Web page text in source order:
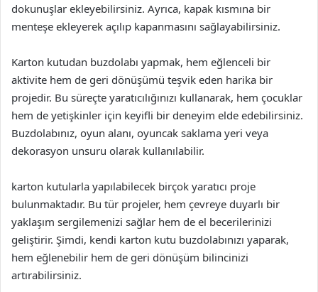
dokunuşlar ekleyebilirsiniz. Ayrıca, kapak kısmına bir
menteşe ekleyerek açılıp kapanmasını sağlayabilirsiniz.
Karton kutudan buzdolabı yapmak, hem eğlenceli bir
aktivite hem de geri dönüşümü teşvik eden harika bir
projedir. Bu süreçte yaratıcılığınızı kullanarak, hem çocuklar
hem de yetişkinler için keyifli bir deneyim elde edebilirsiniz.
Buzdolabınız, oyun alanı, oyuncak saklama yeri veya
dekorasyon unsuru olarak kullanılabilir.
karton kutularla yapılabilecek birçok yaratıcı proje
bulunmaktadır. Bu tür projeler, hem çevreye duyarlı bir
yaklaşım sergilemenizi sağlar hem de el becerilerinizi
geliştirir. Şimdi, kendi karton kutu buzdolabınızı yaparak,
hem eğlenebilir hem de geri dönüşüm bilincinizi
artırabilirsiniz.